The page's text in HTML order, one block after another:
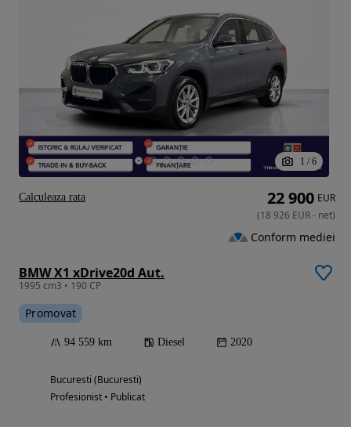
1 / 6
BMW X1 xDrive20d Aut.
1995 cm3 • 190 CP
Promovat
94 559 km Diesel 2020
Bucuresti (Bucuresti)
Profesionist • Publicat
22 900 EUR
(18 926 EUR- net)
Conform mediei
Calculeaza rata